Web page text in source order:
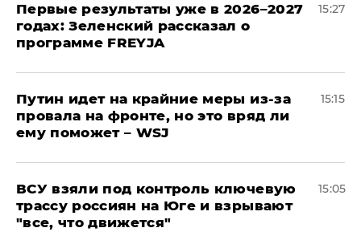
Первые результаты уже в 2026–2027
годах: Зеленский рассказал о
программе FREYJA
15:27
Путин идет на крайние меры из-за
провала на фронте, но это вряд ли
ему поможет – WSJ
15:15
ВСУ взяли под контроль ключевую
трассу россиян на Юге и взрывают
"все, что движется"
15:05